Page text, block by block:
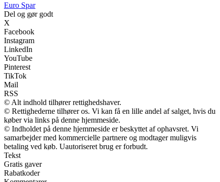
Euro Spar
Del og gør godt
X
Facebook
Instagram
LinkedIn
YouTube
Pinterest
TikTok
Mail
RSS
© Alt indhold tilhører rettighedshaver.
© Rettighederne tilhører os. Vi kan få en lille andel af salget, hvis du
køber via links på denne hjemmeside.
© Indholdet på denne hjemmeside er beskyttet af ophavsret. Vi
samarbejder med kommercielle partnere og modtager muligvis
betaling ved køb. Uautoriseret brug er forbudt.
Tekst
Gratis gaver
Rabatkoder